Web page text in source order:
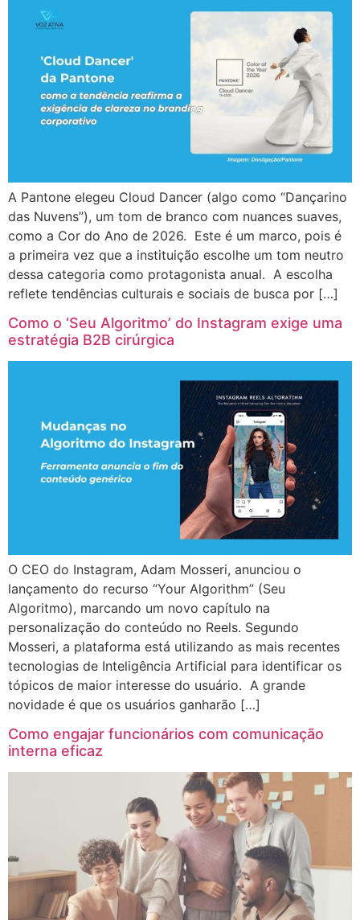
A Pantone elegeu Cloud Dancer (algo como “Dançarino
das Nuvens”), um tom de branco com nuances suaves,
como a Cor do Ano de 2026. Este é um marco, pois é
a primeira vez que a instituição escolhe um tom neutro
dessa categoria como protagonista anual. A escolha
reflete tendências culturais e sociais de busca por […]
Como o ‘Seu Algoritmo’ do Instagram exige uma
estratégia B2B cirúrgica
O CEO do Instagram, Adam Mosseri, anunciou o
lançamento do recurso “Your Algorithm” (Seu
Algoritmo), marcando um novo capítulo na
personalização do conteúdo no Reels. Segundo
Mosseri, a plataforma está utilizando as mais recentes
tecnologias de Inteligência Artificial para identificar os
tópicos de maior interesse do usuário. A grande
novidade é que os usuários ganharão […]
Como engajar funcionários com comunicação
interna eficaz